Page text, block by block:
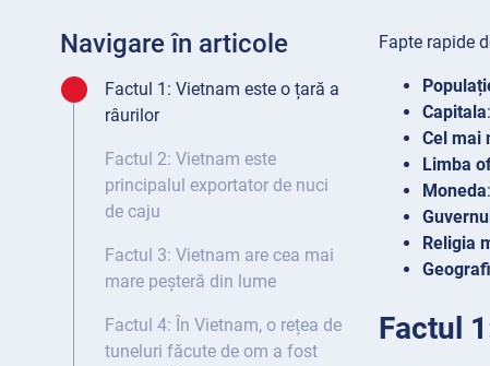
Navigare în articole
Factul 1: Vietnam este o țară a
râurilor
Factul 2: Vietnam este
principalul exportator de nuci
de caju
Factul 3: Vietnam are cea mai
mare peșteră din lume
Factul 4: În Vietnam, o rețea de
tuneluri făcute de om a fost
Fapte rapide
Capitala
Cel mai
Limba
Moneda
Guvernul
Religia
Factul